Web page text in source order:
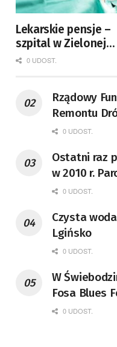
Lekarskie pensje –
szpital w Zielonej
Górze podaje dane
0 UDOST.
Rządowy
Remontu
0 UDOST.
Ostatni raz
w 2010 r.
Wolsztyn
65
0 UDOST.
Czysta
Lgińsko
0 UDOST.
W
Fosa Blues
0 UDOST.